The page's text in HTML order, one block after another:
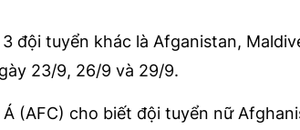
đội tuyển khác là Afganistan,
23/9, 26/9 và 29/9.
(AFC) cho biết đội tuyển nữ